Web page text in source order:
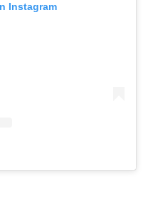
Instagram